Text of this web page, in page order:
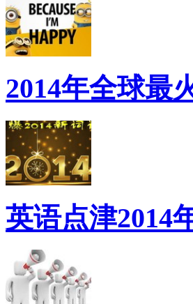
2014年全球最
英语点津2014